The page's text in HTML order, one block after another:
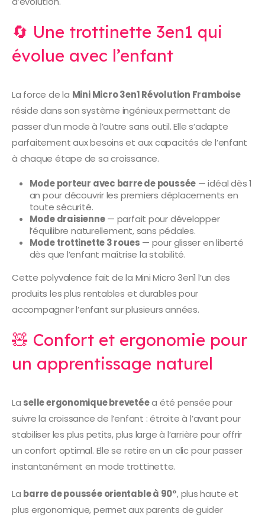
🔄 Une trottinette 3en1 qui
évolue avec l’enfant
La force de la Mini Micro 3en1 Révolution Framboise
réside dans son système ingénieux permettant de
passer d’un mode à l’autre sans outil. Elle s’adapte
parfaitement aux besoins et aux capacités de l’enfant
à chaque étape de sa croissance.
Mode porteur avec barre de poussée — idéal dès 1
an pour découvrir les premiers déplacements en
toute sécurité.
Mode draisienne— parfait pour développer
l’équilibre naturellement, sans pédales.
Mode trottinette 3 roues — pour glisser en liberté
dès que l’enfant maîtrise la stabilité.
Cette polyvalence fait de la Mini Micro 3en1 l’un des
produits les plus rentables et durables pour
accompagner l’enfant sur plusieurs années.
🧸 Confort et ergonomie pour
un apprentissage naturel
La selle ergonomique brevetéea été pensée pour
suivre la croissance de l’enfant : étroite à l’avant pour
stabiliser les plus petits, plus large à l’arrière pour offrir
un confort optimal. Elle se retire en un clic pour passer
instantanément en mode trottinette.
La barre de poussée orientable à 90°, plus haute et
plus ergonomique, permet aux parents de guider